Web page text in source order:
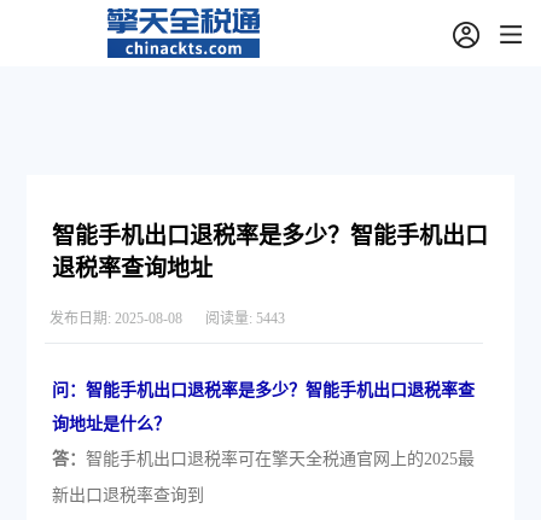
智能手机出口退税率是多少？智能手机出口
退税率查询地址
发布日期: 2025-08-08 阅读量: 5443
问：智能手机出口退税率是多少？智能手机出口退税率查
询地址是什么？
答： 智能手机出口退税率可在擎天全税通官网上的2025最
新出口退税率查询到